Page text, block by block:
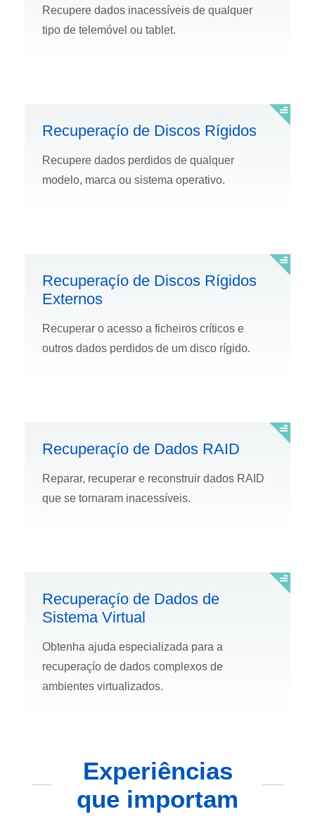
Recupere dados inacessí­veis de qualquer
tipo de telemóvel ou tablet.
Recuperaçío de Discos Rí­gidos
Recupere dados perdidos de qualquer
modelo, marca ou sistema operativo.
Recuperaçío de Discos Rí­gidos
Externos
Recuperar o acesso a ficheiros crí­ticos e
outros dados perdidos de um disco rí­gido.
Recuperaçío de Dados RAID
Reparar, recuperar e reconstruir dados RAID
que se tornaram inacessí­veis.
Recuperaçío de Dados de
Sistema Virtual
Obtenha ajuda especializada para a
recuperaçío de dados complexos de
ambientes virtualizados.
Experiências
que importam